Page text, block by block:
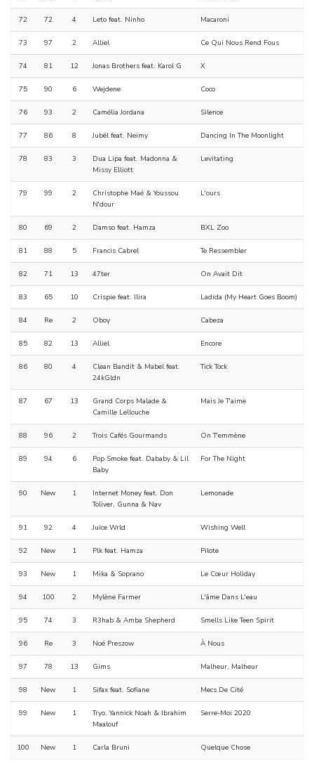
72 72 4 Leto feat. Ninho Macaroni
73 97 2 Alliel Ce Qui Nous Rend Fous
74 81 12 Jonas Brothers feat. Karol G X
75 90 6 Wejdene Coco
76 93 2 Camélia Jordana Silence
77 86 8 Jubël feat. Neimy Dancing In The Moonlight
78 83 3
Dua Lipa feat. Madonna &
Missy Elliott
Levitating
79 99 2
Christophe Maé & Youssou
N'dour
L'ours
80 69 2 Damso feat. Hamza BXL Zoo
81 88 5 Francis Cabrel Te Ressembler
82 71 13 47ter On Avait Dit
83 65 10 Crispie feat. Ilira Ladida (My Heart Goes Boom)
84 Re 2 Oboy Cabeza
85 82 13 Alliel Encore
86 80 4
Clean Bandit & Mabel feat.
24kGldn
Tick Tock
87 67 13
Grand Corps Malade &
Camille Lellouche
Mais Je T'aime
88 96 2 Trois Cafés Gourmands On T'emmène
89 94 6
Pop Smoke feat. Dababy & Lil
Baby
For The Night
90 New 1
Internet Money feat. Don
Toliver, Gunna & Nav
Lemonade
91 92 4 Juice Wrld Wishing Well
92 New 1 Plk feat. Hamza Pilote
93 New 1 Mika & Soprano Le Cœur Holiday
94 100 2 Mylène Farmer L'âme Dans L'eau
95 74 3 R3hab & Amba Shepherd Smells Like Teen Spirit
96 Re 3 Noé Preszow À Nous
97 78 13 Gims Malheur, Malheur
98 New 1 Sifax feat. Sofiane Mecs De Cité
99 New 1
Tryo, Yannick Noah & Ibrahim
Maalouf
Serre-Moi 2020
100 New 1 Carla Bruni Quelque Chose